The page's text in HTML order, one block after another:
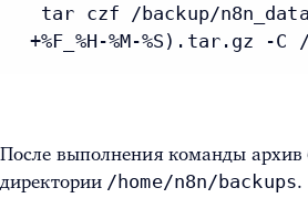
tar czf /backup/
+%F_%H-%M-%S).tar.gz -
После выполнения команды архив
директории /home/n8n/backups.